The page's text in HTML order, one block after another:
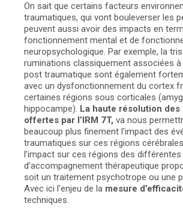
On sait que certains facteurs
traumatiques, qui vont bouleverser les
peuvent aussi avoir des impacts en
fonctionnement mental et de
neuropsychologique. Par exemple, la
ruminations classiquement associées à
post traumatique sont également
avec un dysfonctionnement du cortex
certaines régions sous corticales
hippocampe). La haute résolution des
offertes par l’IRM 7T, va nous
beaucoup plus finement l’impact des
traumatiques sur ces régions
l’impact sur ces régions des
d’accompagnement thérapeutique
soit un traitement psychotrope ou une
Avec ici l’enjeu de la mesure
techniques.